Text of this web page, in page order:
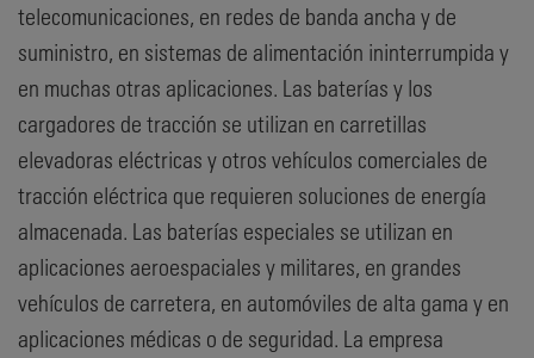
telecomunicaciones, en redes de banda ancha y de
suministro, en sistemas de alimentación ininterrumpida y
en muchas otras aplicaciones. Las baterías y los
cargadores de tracción se utilizan en carretillas
elevadoras eléctricas y otros vehículos comerciales de
tracción eléctrica que requieren soluciones de energía
almacenada. Las baterías especiales se utilizan en
aplicaciones aeroespaciales y militares, en grandes
vehículos de carretera, en automóviles de alta gama y en
aplicaciones médicas o de seguridad. La empresa